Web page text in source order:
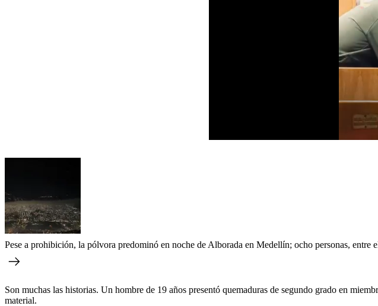
Pese a prohibición, la pólvora predominó en noche de Alborada en Medellín; ocho personas, entre
Son muchas las historias. Un hombre de 19 años presentó quemaduras de segundo grado en
material.